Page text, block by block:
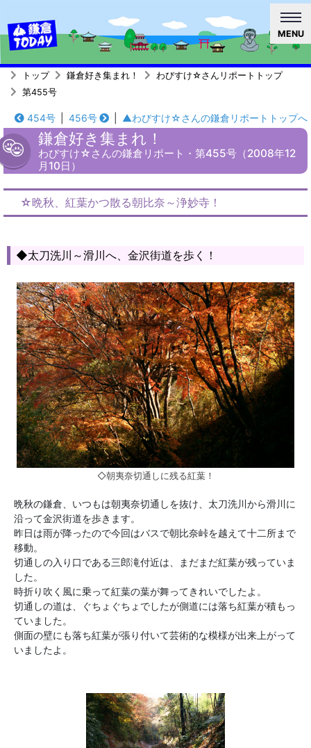
MENU
トップ 鎌倉好き集まれ！
わびすけ☆さんリポートトップ
第455号
454号 456号 ▲わびすけ☆さんの鎌倉リポートトップへ
鎌倉好き集まれ！
わびすけ☆さんの鎌倉リポート・第455号（2008年12
月10日）
☆晩秋、紅葉かつ散る朝比奈～浄妙寺！
◆太刀洗川～滑川へ、金沢街道を歩く！
◇朝夷奈切通しに残る紅葉！
晩秋の鎌倉、いつもは朝夷奈切通しを抜け、太刀洗川から滑川に
沿って金沢街道を歩きます。
昨日は雨が降ったので今回はバスで朝比奈峠を越えて十二所まで
移動。
切通しの入り口である三郎滝付近は、まだまだ紅葉が残っていま
した。
時折り吹く風に乗って紅葉の葉が舞ってきれいでしたよ。
切通しの道は、ぐちょぐちょでしたが側道には落ち紅葉が積もっ
ていました。
側面の壁にも落ち紅葉が張り付いて芸術的な模様が出来上がって
いましたよ。